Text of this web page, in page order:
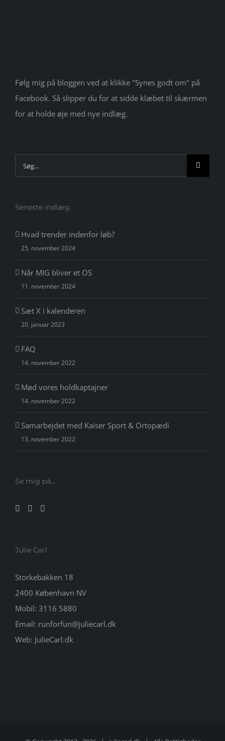
Følg mig på bloggen ved at klikke "Synes godt om" på
Facebook. Så slipper du for at sidde klæbet til skærmen
for at holde øje med nye indlæg.
Søg
efter:
Seneste indlæg
Hvad trender indenfor løb?
25. november 2024
Når MIG bliver et OS
11. november 2024
Sæt X i kalenderen
20. januar 2023
FAQ
14. november 2022
Mød vores holdkaptajner
14. november 2022
Samarbejdet med Kaiser Sport & Ortopædi
13. november 2022
Se mig på…
Julie Carl
Storkebakken 18
2400 København NV
Mobil: 3116 5880
Email: runforfun@juliecarl.dk
Web: JulieCarl.dk